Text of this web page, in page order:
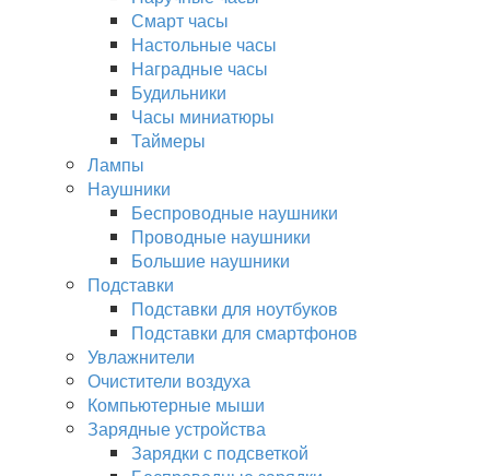
Смарт часы
Настольные часы
Наградные часы
Будильники
Часы миниатюры
Таймеры
Лампы
Наушники
Беспроводные наушники
Проводные наушники
Большие наушники
Подставки
Подставки для ноутбуков
Подставки для смартфонов
Увлажнители
Очистители воздуха
Компьютерные мыши
Зарядные устройства
Зарядки с подсветкой